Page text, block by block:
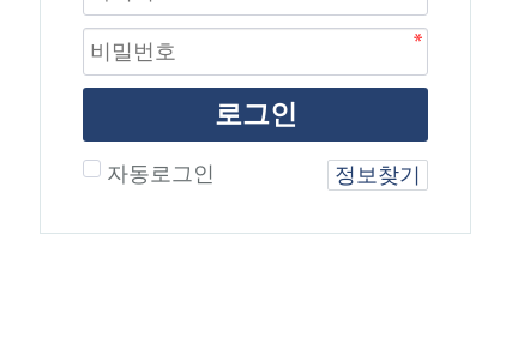
로그인
자동로그인 정보찾기